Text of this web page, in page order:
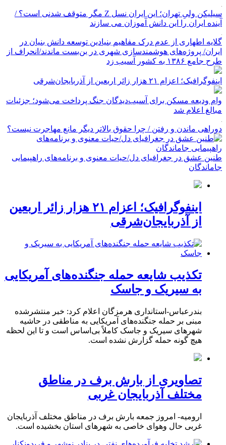
سیلیکن ولیِ تهران؛ این ایران نسل Z مگر متوقف شدنی است؟ /
آینده ایران را این دانش آموزان می سازند
گلایه اطهاری از عدم درک مفاهیم بنیادین توسعه دانش بنیان در
ایران/ پروژه‌های هوشمندسازی شهری در بن‌بست ماندند/انحراف از
طرح جامع ۱۳۸۶ به کشور آسیب زد
اینفوگرافیک؛ اعزام ۲۱ هزار زائر اربعین از آذربایجان‌شرقی
وام ودیعه مسکن برای آسیب‌دیدگان جنگ پرداخت می‌شود؛ جزئیات
مبالغ اعلام شد
دوراهی ماندن و رفتن / چرا حقوق بالاتر دیگر مانع مهاجرت نیست؟
طنین عشق در جغرافیای دل/حیات معنوی و برنامه‌های راهپیمایی
جاماندگان
اینفوگرافیک؛ اعزام ۲۱ هزار زائر اربعین
از آذربایجان‌شرقی
تکذیب شایعه حمله جنگنده‌های آمریکایی
به سیریک و جاسک
بندرعباس-استانداری هرمزگان اعلام کرد: خبر منتشرشده
مبنی بر حمله جنگنده‌های آمریکایی به مناطقی در حاشیه
شهرهای سیریک و جاسک کاملاً بی‌اساس است و تا این لحظه
هیچ گونه حمله گزارش نشده است.
تصاویری از بارش برف در مناطق
مختلف آذربایجان غربی
ارومیه- امروز جمعه بارش برف در مناطق مختلف آذربایجان
غربی حال وهوای خاصی به شهرهای استان بخشیده است.